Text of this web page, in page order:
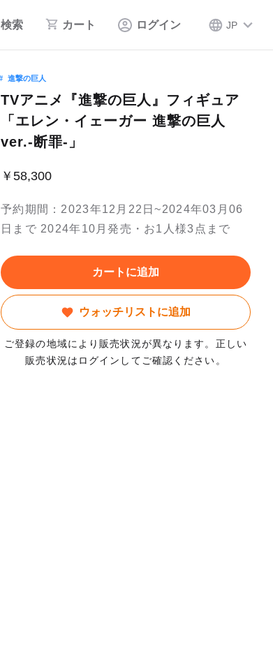
検索 カート ログイン JP
進撃の巨人
TVアニメ『進撃の巨人』フィギュア
「エレン・イェーガー 進撃の巨人
ver.-断罪-」
￥58,300
予約期間：2023年12月22日~2024年03月06
日まで 2024年10月発売・お1人様3点まで
カートに追加
ウォッチリストに追加
ご登録の地域により販売状況が異なります。正しい
販売状況はログインしてご確認ください。